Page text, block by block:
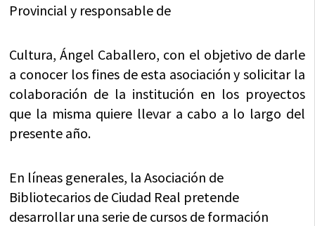
Provincial y responsable de
Cultura, Ángel Caballero, con el objetivo de darle
a conocer los fines de esta asociación y solicitar la
colaboración de la institución en los proyectos
que la misma quiere llevar a cabo a lo largo del
presente año.
En líneas generales, la Asociación de
Bibliotecarios de Ciudad Real pretende
desarrollar una serie de cursos de formación